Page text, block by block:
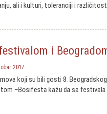
ali i kulturi, toleranciji i
i
2017.
koji su bili gosti 8.
–Bosifesta kažu da sa festivala